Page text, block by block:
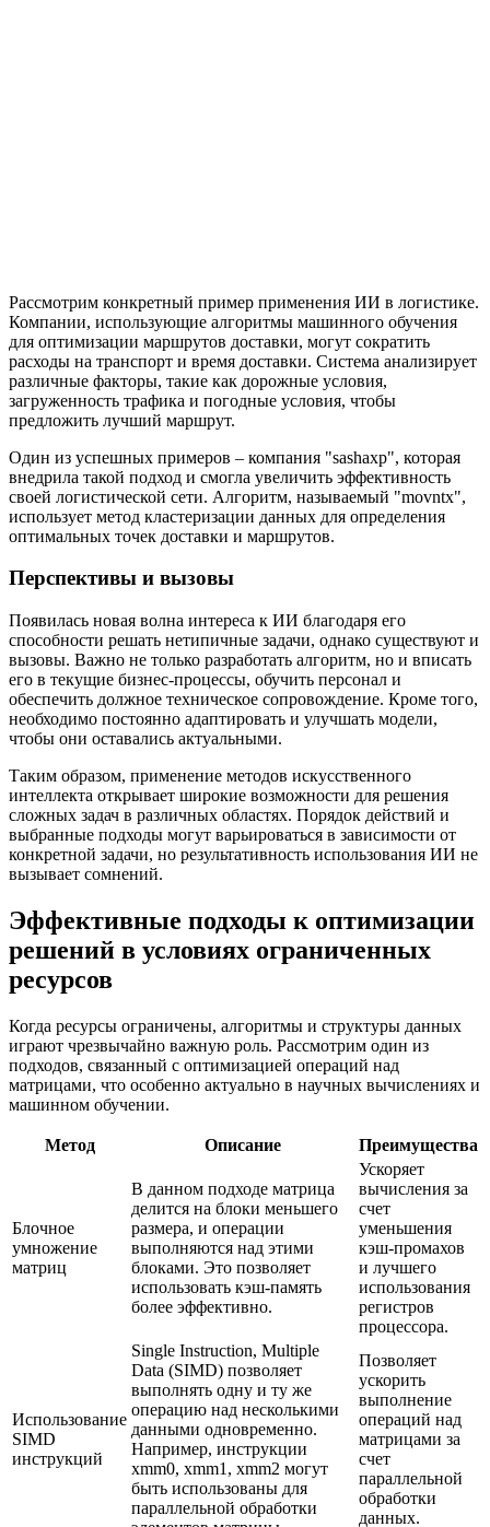
Рассмотрим конкретный пример применения ИИ в логистике.
Компании, использующие алгоритмы машинного обучения
для оптимизации маршрутов доставки, могут сократить
расходы на транспорт и время доставки. Система анализирует
различные факторы, такие как дорожные условия,
загруженность трафика и погодные условия, чтобы
предложить лучший маршрут.
Один из успешных примеров – компания "sashaxp", которая
внедрила такой подход и смогла увеличить эффективность
своей логистической сети. Алгоритм, называемый "movntx",
использует метод кластеризации данных для определения
оптимальных точек доставки и маршрутов.
Перспективы и вызовы
Появилась новая волна интереса к ИИ благодаря его
способности решать нетипичные задачи, однако существуют и
вызовы. Важно не только разработать алгоритм, но и вписать
его в текущие бизнес-процессы, обучить персонал и
обеспечить должное техническое сопровождение. Кроме того,
необходимо постоянно адаптировать и улучшать модели,
чтобы они оставались актуальными.
Таким образом, применение методов искусственного
интеллекта открывает широкие возможности для решения
сложных задач в различных областях. Порядок действий и
выбранные подходы могут варьироваться в зависимости от
конкретной задачи, но результативность использования ИИ не
вызывает сомнений.
Эффективные подходы к оптимизации
решений в условиях ограниченных
ресурсов
Когда ресурсы ограничены, алгоритмы и структуры данных
играют чрезвычайно важную роль. Рассмотрим один из
подходов, связанный с оптимизацией операций над
матрицами, что особенно актуально в научных вычислениях и
машинном обучении.
Метод Описание Преимущества
Блочное
умножение
матриц
В данном подходе матрица
делится на блоки меньшего
размера, и операции
выполняются над этими
блоками. Это позволяет
использовать кэш-память
более эффективно.
Ускоряет
вычисления за
счет
уменьшения
кэш-промахов
и лучшего
использования
регистров
процессора.
Использование
SIMD
инструкций
Single Instruction, Multiple
Data (SIMD) позволяет
выполнять одну и ту же
операцию над несколькими
данными одновременно.
Например, инструкции
xmm0, xmm1, xmm2 могут
быть использованы для
параллельной обработки
Позволяет
ускорить
выполнение
операций над
матрицами за
счет
параллельной
обработки
данных.